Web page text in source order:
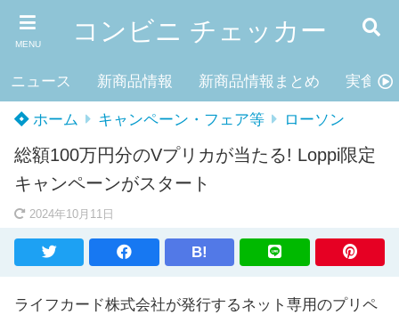
MENU コンビニ チェッカー
ニュース 新商品情報 新商品情報まとめ 実食レ
ホーム キャンペーン・フェア等 ローソン
総額100万円分のVプリカが当たる! Loppi限定
キャンペーンがスタート
2024年10月11日
B!
ライフカード株式会社が発行するネット専用のプリペ